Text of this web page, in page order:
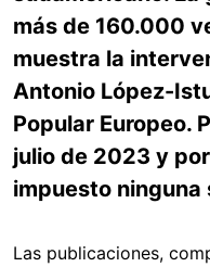
más de 160.000
muestra la
Antonio López-
Popular Europeo.
julio de 2023 y
impuesto ninguna
Las publicaciones,